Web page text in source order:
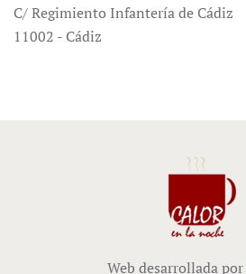
C/ Regimiento Infantería de Cádiz
11002 - Cádiz
Web desarrollada por